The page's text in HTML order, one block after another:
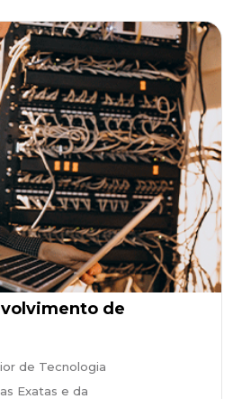
de
de Tecnologia
Exatas e da